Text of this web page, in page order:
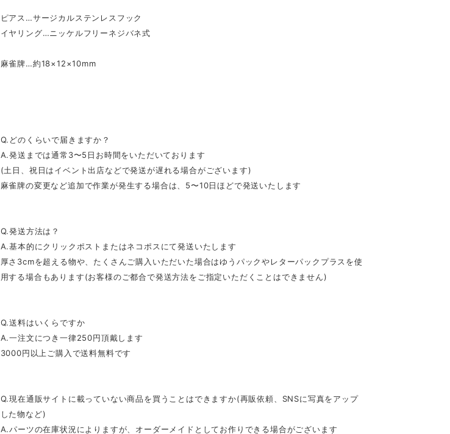
ピアス…サージカルステンレスフック
イヤリング…ニッケルフリーネジバネ式
麻雀牌…約18×12×10mm
Q.どのくらいで届きますか？
A.発送までは通常3〜5日お時間をいただいております
(土日、祝日はイベント出店などで発送が遅れる場合がございます)
麻雀牌の変更など追加で作業が発生する場合は、5〜10日ほどで発送いたします
Q.発送方法は？
A.基本的にクリックポストまたはネコポスにて発送いたします
厚さ3cmを超える物や、たくさんご購入いただいた場合はゆうパックやレターパックプラスを使
用する場合もあります(お客様のご都合で発送方法をご指定いただくことはできません)
Q.送料はいくらですか
A.一注文につき一律250円頂戴します
3000円以上ご購入で送料無料です
Q.現在通販サイトに載っていない商品を買うことはできますか(再販依頼、SNSに写真をアップ
した物など)
A.パーツの在庫状況によりますが、オーダーメイドとしてお作りできる場合がございます